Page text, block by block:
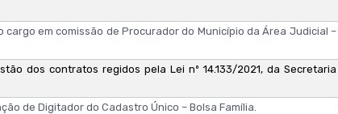
cargo em comissão de Procurador do Município da Área Judicial –
dos contratos regidos pela Lei nº 14.133/2021, da Secretaria
de Digitador do Cadastro Único – Bolsa Família.